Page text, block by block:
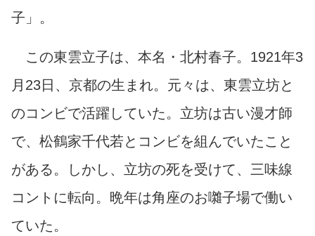
子」。
この東雲立子は、本名・北村春子。1921年3
月23日、京都の生まれ。元々は、東雲立坊と
のコンビで活躍していた。立坊は古い漫才師
で、松鶴家千代若とコンビを組んでいたこと
がある。しかし、立坊の死を受けて、三味線
コントに転向。晩年は角座のお囃子場で働い
ていた。